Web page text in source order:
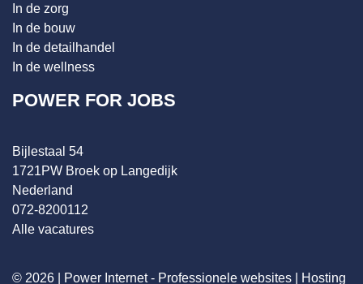
In de zorg
In de bouw
In de detailhandel
In de wellness
POWER FOR JOBS
Bijlestaal 54
1721PW Broek op Langedijk
Nederland
072-8200112
Alle vacatures
© 2026 | Power Internet - Professionele websites Hosting